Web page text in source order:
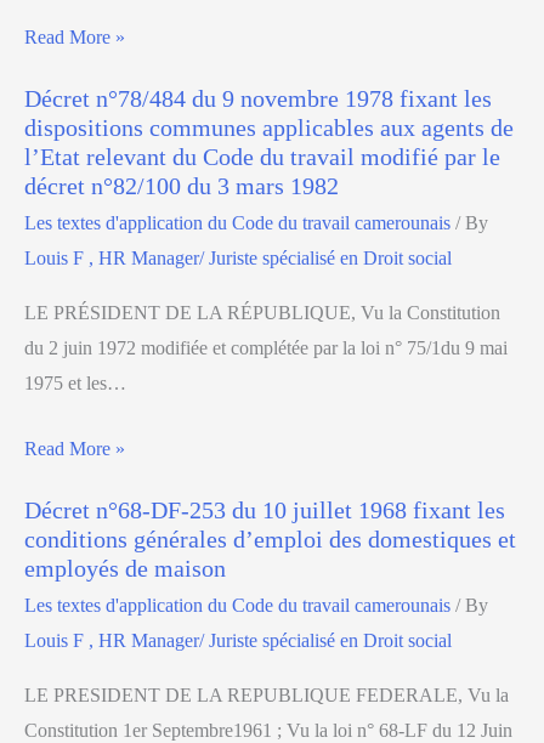
Read More »
Décret n°78/484 du 9 novembre 1978 fixant les
dispositions communes applicables aux agents de
l’Etat relevant du Code du travail modifié par le
décret n°82/100 du 3 mars 1982
Les textes d'application du Code du travail camerounais / By
Louis F , HR Manager/ Juriste spécialisé en Droit social
LE PRÉSIDENT DE LA RÉPUBLIQUE, Vu la Constitution
du 2 juin 1972 modifiée et complétée par la loi n° 75/1du 9 mai
1975 et les…
Read More »
Décret n°68-DF-253 du 10 juillet 1968 fixant les
conditions générales d’emploi des domestiques et
employés de maison
Les textes d'application du Code du travail camerounais / By
Louis F , HR Manager/ Juriste spécialisé en Droit social
LE PRESIDENT DE LA REPUBLIQUE FEDERALE, Vu la
Constitution 1er Septembre1961 ; Vu la loi n° 68-LF du 12 Juin